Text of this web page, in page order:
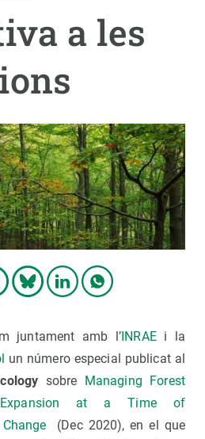
a les
juntament amb l’ INRAE​​i la
un número especial publicat al
sobre
Managing Forest
Expansion at a Time of
(Dec 2020), en el que